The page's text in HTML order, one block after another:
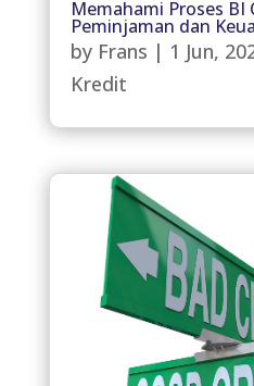
Memahami Proses BI
Peminjaman dan
by Frans | 1 Jun,
Kredit